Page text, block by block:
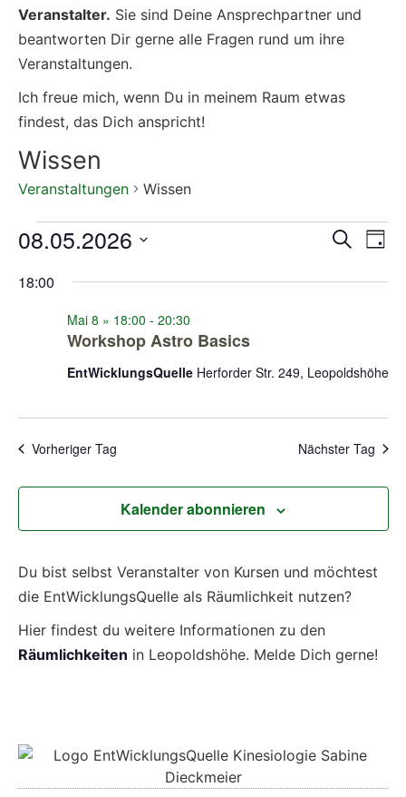
Veranstalter. Sie sind Deine Ansprechpartner und
beantworten Dir gerne alle Fragen rund um ihre
Veranstaltungen.
Ich freue mich, wenn Du in meinem Raum etwas
findest, das Dich anspricht!
Wissen
Veranstaltungen Wissen
Suche
Tag
08.05.2026
wählen.
18:00
Workshop Astro Basics
Mai 8 » 18:00 - 20:30
EntWicklungsQuelle Herforder Str. 249, Leopoldshöhe
Vorheriger Tag Nächster Tag
Kalender abonnieren
Du bist selbst Veranstalter von Kursen und möchtest
die EntWicklungsQuelle als Räumlichkeit nutzen?
Hier findest du weitere Informationen zu den
Räumlichkeiten in Leopoldshöhe. Melde Dich gerne!